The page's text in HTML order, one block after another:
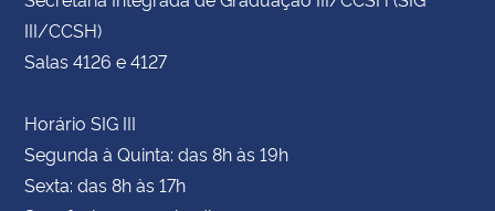
III/CCSH)
Salas 4126 e 4127
Horário SIG III
Segunda à Quinta: das 8h às 19h
Sexta: das 8h às 17h